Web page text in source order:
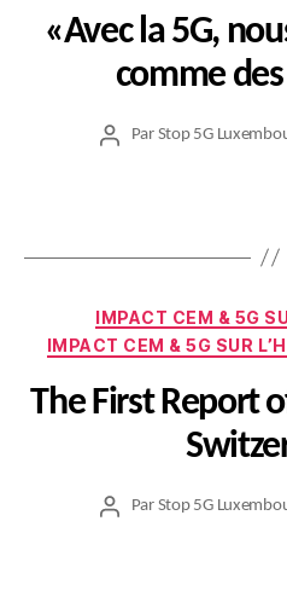
«Avec la 5G,
comme
Auteur
Par Stop 5G
IMPACT CEM & 5G
IMPACT CEM & 5G SUR
The First Report
Auteur
Par Stop 5G